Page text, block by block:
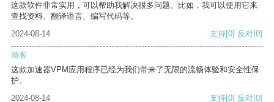
这款软件非常实用，可以帮助我解决很多问题。比如，我可以使用它来
查找资料、翻译语言、编写代码等。
2024-08-14
支持[0] 反对[0]
游客
这款加速器VPM应用程序已经为我们带来了无限的流畅体验和安全性保
护。
2024-08-14
支持[0] 反对[0]